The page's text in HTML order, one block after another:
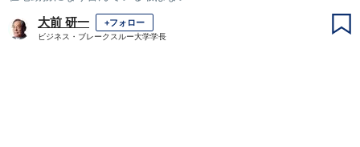
大前 研一 +フォロー
ビジネス・ブレークスルー大学学長